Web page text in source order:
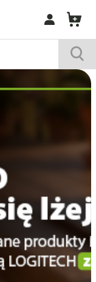
Zaloguj się /